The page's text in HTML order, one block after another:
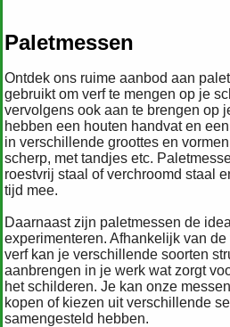
Paletmessen
Ontdek ons ruime aanbod aan
gebruikt om verf te mengen op je
vervolgens ook aan te brengen op
hebben een houten handvat en
in verschillende groottes en
scherp, met tandjes etc.
roestvrij staal of verchroomd staal
tijd mee.
Daarnaast zijn paletmessen de
experimenteren. Afhankelijk van
verf kan je verschillende soorten
aanbrengen in je werk wat zorgt
het schilderen. Je kan onze
kopen of kiezen uit verschillende
samengesteld hebben.